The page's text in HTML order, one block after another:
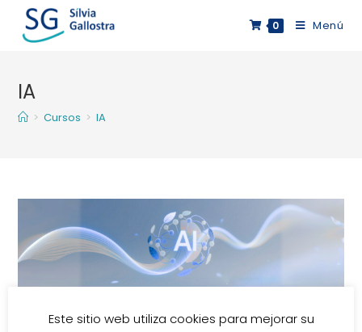
Saltar
0 Menú
IA
> Cursos > IA
Programa Práctico IA SIN MIEDO
Este sitio web utiliza cookies para mejorar su